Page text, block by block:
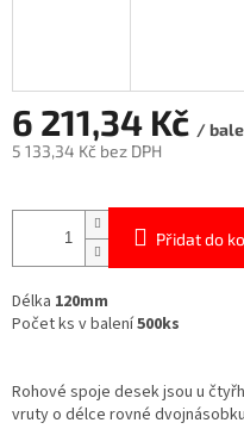
6 211,34 Kč /
5 133,34 Kč bez DPH
cena:
Přidat do
Délka 120mm
Počet ks v balení500ks
Rohové spoje desek jsou u
vruty o délce rovné